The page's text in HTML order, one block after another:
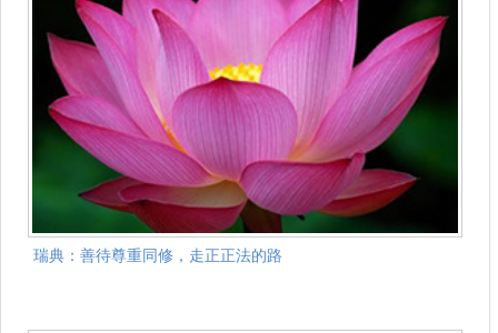
瑞典：善待尊重同修，走正正法的路